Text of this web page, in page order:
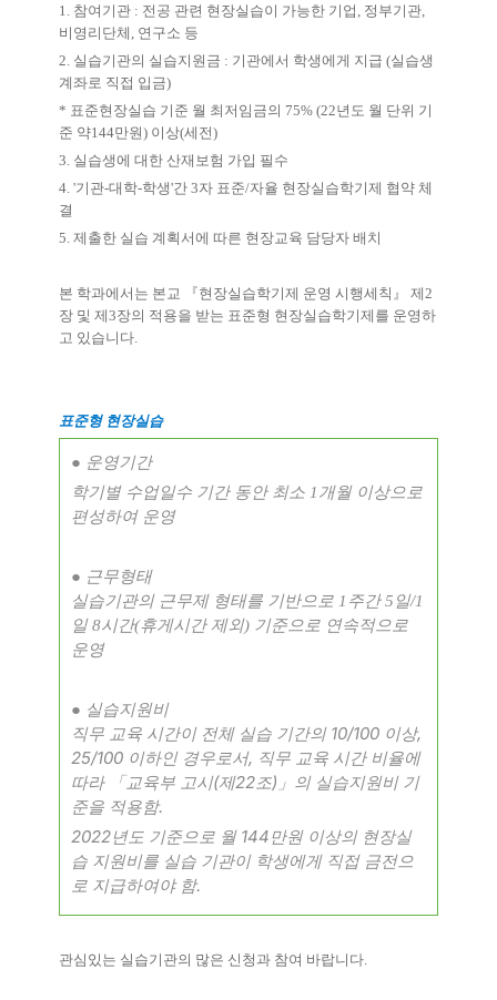
1. 참여기관 : 전공 관련 현장실습이 가능한 기업 정부기관
비영리단체 연구소 등
2. 실습기관의 실습지원금 : 기관에서 학생에게 지급 (실습생
계좌로 직접 입금)
* 표준현장실습 기준 월 최저임금의 75% (22년도 월 단위 기
준 약144만원) 이상(세전)
3. 실습생에 대한 산재보험 가입 필수
4. '기관-대학-학생'간 3자 표준/자율 현장실습학기제 협약 체
결
5. 제출한 실습 계획서에 따른 현장교육 담당자 배치
본 학과에서는 본교 『현장실습학기제 운영 시행세칙 』 제 2
장 및 제3장의 적용을 받는 표준형 현장실습학기제를 운영하
고 있습니다
표준형 현장실습
● 운영기간
학기별 수업일수 기간 동안 최소 1개월 이상으로
편성하여 운영
● 근무형태
실습기관의 근무제 형태를 기반으로 1 주간5 일/1
일8시간(휴게시간 제외) 기준으로 연속적으로
운영
● 실습지원비
직무 교육 시간이 전체 실습 기간의 10/100 이상,
25/100 이하인 경우로서, 직무 교육 시간 비율에
따라
「 교육부 고시(제22조) 」 의 실습지원비 기
준을 적용함.
2022년도 기준으로 월 144만원 이상의 현장실
습 지원비를 실습 기관이 학생에게 직접 금전으
로 지급하여야 함.
관심있는 실습기관의 많은 신청과 참여 바랍니다